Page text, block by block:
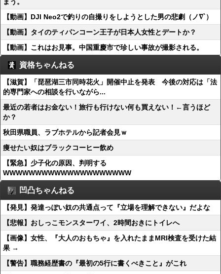
【動画】DJI Neo2で釣りの自撮りをしようとした男の悲劇（ノ∇`）
【動画】タイのティパンコーン王子が日本人女性とデートか？
【動画】これはお見事。中国重慶市で珍しい事故が撮影される。
資格ちゃんねる
【滋賀】「琵琶湖三市同時花火」開催中止を発表 今後の対応は「法
的専門家への相談を行いながら...
最近の若者はお金ない！旅行も行けない何も買えない！←言うほど
か？
秋田県職員、ラブホテルから記者会見ｗ
痩せたい奴はブラックコーヒー飲め
【緊急】少子化の原因、判明する
WWWWWWWWWWWWWWWWWWWW
凹凸ちゃんねる
【発見】発達っぽい奴の共通点って『立場を理解できない』だよな
【悲報】おしっこモンスターワイ、2時間おきにトイレへ
【画像】女性、『大人のおもちゃ』を入れたままMRI検査を受けた結
果 →
【警告】職務経歴書の『最初の5行に書くべきこと』がこれ